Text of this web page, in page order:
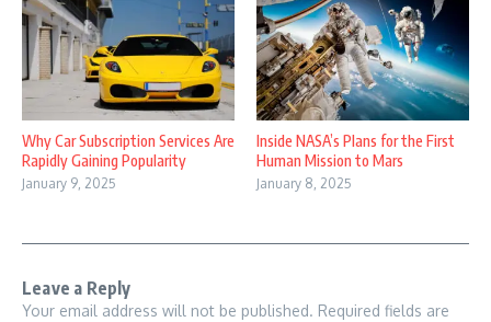
Why Car Subscription Services Are
Rapidly Gaining Popularity
January 9, 2025
Inside NASA’s Plans for the First
Human Mission to Mars
January 8, 2025
Leave a Reply
Your email address will not be published. Required fields are